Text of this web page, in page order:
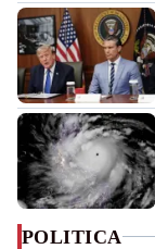
POLITICA